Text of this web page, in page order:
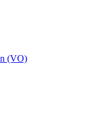
(VO)